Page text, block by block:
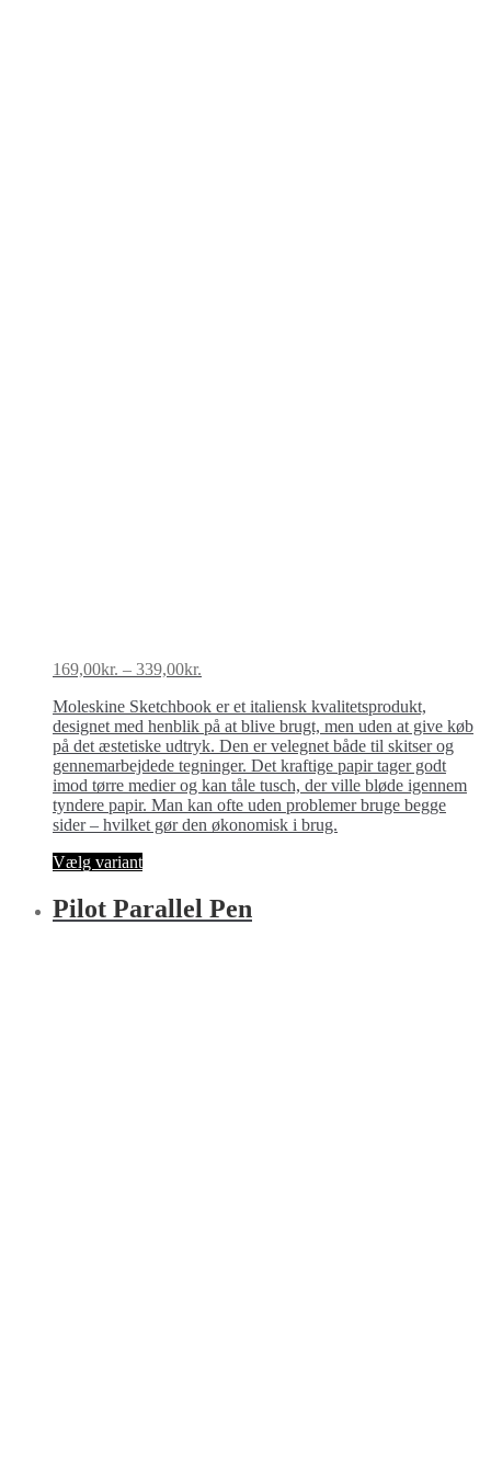
169,00kr. – 339,00kr.
til
339,00kr.
Moleskine Sketchbook er et italiensk kvalitetsprodukt,
designet med henblik på at blive brugt, men uden at give køb
på det æstetiske udtryk. Den er velegnet både til skitser og
gennemarbejdede tegninger. Det kraftige papir tager godt
imod tørre medier og kan tåle tusch, der ville bløde igennem
tyndere papir. Man kan ofte uden problemer bruge begge
sider – hvilket gør den økonomisk i brug.
Vælg variantDette
flere
Pilot Parallel Pen